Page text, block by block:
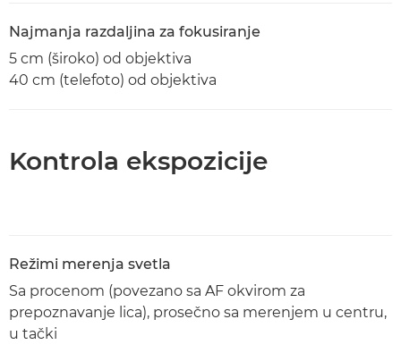
Najmanja razdaljina za fokusiranje
5 cm (široko) od objektiva
40 cm (telefoto) od objektiva
Kontrola ekspozicije
Režimi merenja svetla
Sa procenom (povezano sa AF okvirom za
prepoznavanje lica), prosečno sa merenjem u centru,
u tački